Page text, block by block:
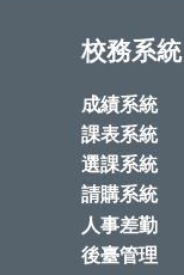
校務系統
成績系統
課表系統
選課系統
請購系統
人事差勤
後臺管理